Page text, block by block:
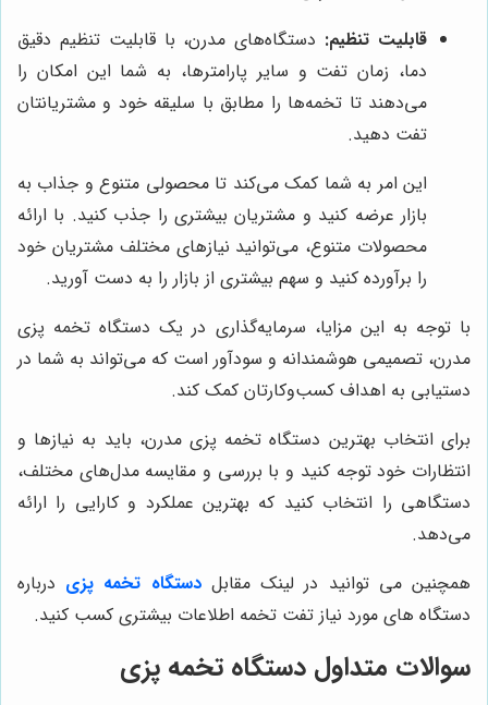
قابلیت تنظیم: دستگاه‌های مدرن، با قابلیت تنظیم دقیق
دما، زمان تفت و سایر پارامترها، به شما این امکان را
می‌دهند تا تخمه‌ها را مطابق با سلیقه خود و مشتریانتان
تفت دهید.
این امر به شما کمک می‌کند تا محصولی متنوع و جذاب به
بازار عرضه کنید و مشتریان بیشتری را جذب کنید. با ارائه
محصولات متنوع، می‌توانید نیازهای مختلف مشتریان خود
را برآورده کنید و سهم بیشتری از بازار را به دست آورید.
با توجه به این مزایا، سرمایه‌گذاری در یک دستگاه تخمه پزی
مدرن، تصمیمی هوشمندانه و سودآور است که می‌تواند به شما در
دستیابی به اهداف کسب‌وکارتان کمک کند.
برای انتخاب بهترین دستگاه تخمه پزی مدرن، باید به نیازها و
انتظارات خود توجه کنید و با بررسی و مقایسه مدل‌های مختلف،
دستگاهی را انتخاب کنید که بهترین عملکرد و کارایی را ارائه
می‌دهد.
همچنین می توانید در لینک مقابلدستگاه تخمه پزی درباره
دستگاه های مورد نیاز تفت تخمه اطلاعات بیشتری کسب کنید.
سوالات متداول دستگاه تخمه پزی